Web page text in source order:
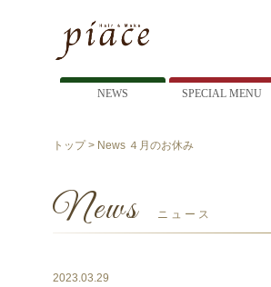
NEWS SPECIAL MENU
トップ> News ４月のお休み
News ニュース
2023.03.29